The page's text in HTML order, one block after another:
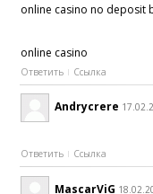
online casino no deposit
online casino
Ответить Ссылка
Andrycrere
Ответить Ссылка
MascarViG